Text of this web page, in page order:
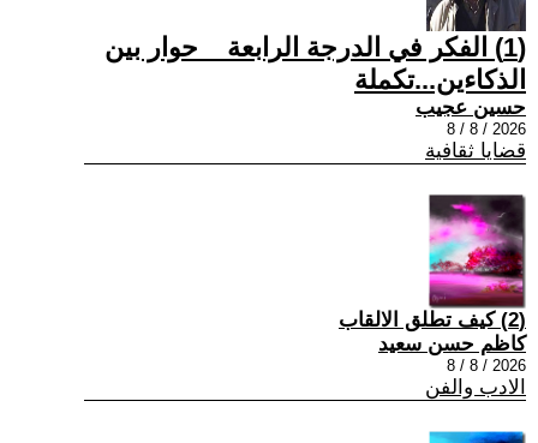
(1) الفكر في الدرجة الرابعة _ حوار بين
الذكاءين...تكملة
حسين عجيب
2026 / 8 / 8
قضايا ثقافية
(2) كيف تطلق الالقاب
كاظم حسن سعيد
2026 / 8 / 8
الادب والفن